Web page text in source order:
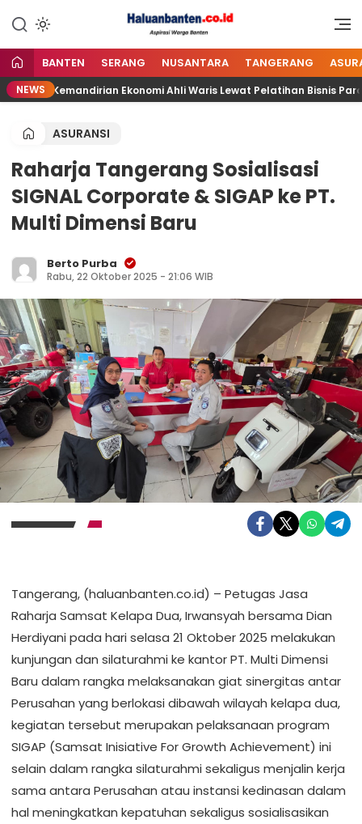
konten
Haluan Banten
Aspirasi Warga Banten
BANTEN SERANG NUSANTARA TANGERANG
NEWSKemandirian Ekonomi Ahli Waris Lewat Pelatihan Bisnis Parcel
ASURANSI
Raharja Tangerang Sosialisasi
SIGNAL Corporate & SIGAP ke PT.
Multi Dimensi Baru
Berto Purba
Rabu, 22 Oktober 2025 - 21:06 WIB
Tangerang, (haluanbanten.co.id) – Petugas Jasa
Raharja Samsat Kelapa Dua, Irwansyah bersama Dian
Herdiyani pada hari selasa 21 Oktober 2025 melakukan
kunjungan dan silaturahmi ke kantor PT. Multi Dimensi
Baru dalam rangka melaksanakan giat sinergitas antar
Perusahan yang berlokasi dibawah wilayah kelapa dua,
kegiatan tersebut merupakan pelaksanaan program
SIGAP (Samsat Inisiative For Growth Achievement) ini
selain dalam rangka silaturahmi sekaligus menjalin kerja
sama antara Perusahan atau instansi kedinasan dalam
hal meningkatkan kepatuhan sekaligus sosialisasikan